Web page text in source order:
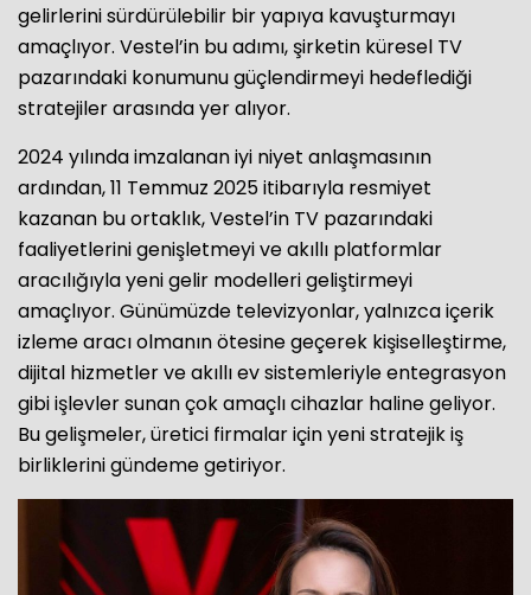
gelirlerini sürdürülebilir bir yapıya kavuşturmayı
amaçlıyor. Vestel’in bu adımı, şirketin küresel TV
pazarındaki konumunu güçlendirmeyi hedeflediği
stratejiler arasında yer alıyor.
2024 yılında imzalanan iyi niyet anlaşmasının
ardından, 11 Temmuz 2025 itibarıyla resmiyet
kazanan bu ortaklık, Vestel’in TV pazarındaki
faaliyetlerini genişletmeyi ve akıllı platformlar
aracılığıyla yeni gelir modelleri geliştirmeyi
amaçlıyor. Günümüzde televizyonlar, yalnızca içerik
izleme aracı olmanın ötesine geçerek kişiselleştirme,
dijital hizmetler ve akıllı ev sistemleriyle entegrasyon
gibi işlevler sunan çok amaçlı cihazlar haline geliyor.
Bu gelişmeler, üretici firmalar için yeni stratejik iş
birliklerini gündeme getiriyor.